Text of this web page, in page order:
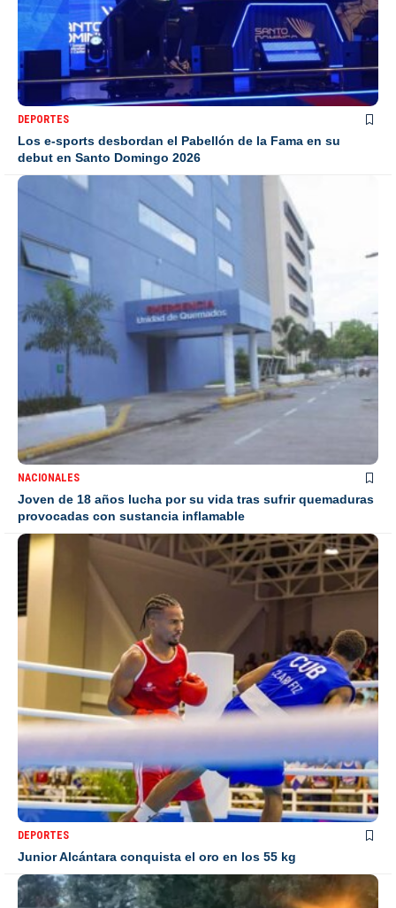
DEPORTES
Los e-sports desbordan el Pabellón de la Fama en su
debut en Santo Domingo 2026
NACIONALES
Joven de 18 años lucha por su vida tras sufrir quemaduras
provocadas con sustancia inflamable
DEPORTES
Junior Alcántara conquista el oro en los 55 kg